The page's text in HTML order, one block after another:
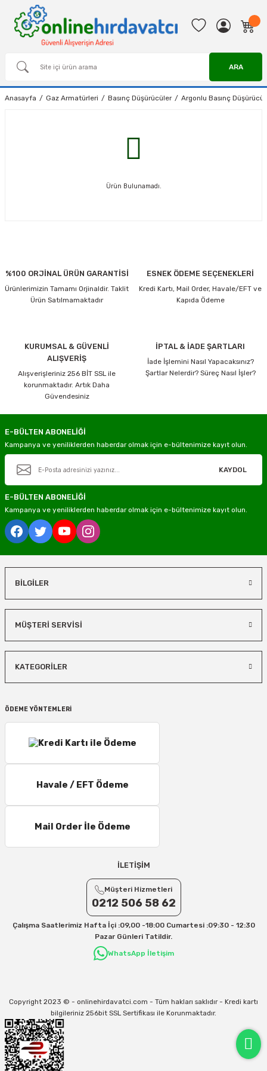
ARA
Anasayfa Gaz Armatürleri Basınç Düşürücüler Argonlu Basınç
Ürün Bulunamadı.
%100 ORJİNAL ÜRÜN GARANTİSİ
Ürünlerimizin Tamamı Orjinaldir. Taklit
Ürün Satılmamaktadır
ESNEK ÖDEME SEÇENEKLERİ
Kredi Kartı, Mail Order, Havale/EFT ve
Kapıda Ödeme
KURUMSAL & GÜVENLİ
ALIŞVERİŞ
Alışverişleriniz 256 BİT SSL ile
korunmaktadır. Artık Daha
Güvendesiniz
İPTAL & İADE ŞARTLARI
İade İşlemini Nasıl Yapacaksınız?
Şartlar Nelerdir? Süreç Nasıl İşler?
E-BÜLTEN ABONELİĞİ
Kampanya ve yeniliklerden haberdar olmak için e-bültenimize kayıt olun.
KAYDOL
E-BÜLTEN ABONELİĞİ
Kampanya ve yeniliklerden haberdar olmak için e-bültenimize kayıt olun.
BİLGİLER
MÜŞTERİ SERVİSİ
KATEGORİLER
ÖDEME YÖNTEMLERİ
Havale / EFT Ödeme
Mail Order İle Ödeme
İLETİŞİM
Müşteri Hizmetleri
0212 506 58 62
Çalışma Saatlerimiz Hafta İçi :09,00 -18:00 Cumartesi :09:30 - 12:30
Pazar Günleri Tatildir.
WhatsApp İletişim
Copyright 2023 © - onlinehirdavatci.com - Tüm hakları saklıdır - Kredi kartı
bilgileriniz 256bit SSL Sertifikası ile Korunmaktadır.